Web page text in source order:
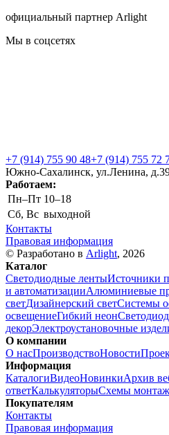
официальный партнер Arlight
Мы в соцсетях
+7 (914) 755 90 48+7 (914) 755 72
Южно-Сахалинск, ул.Ленина,
Работаем:
Пн–Пт 10–18
Сб, Вс выходной
Контакты
Правовая информация
© Разработано в Arlight, 2026
Каталог
Светодиодные лентыИсточники
и автоматизацииАлюминиевые
светДизайнерский светСистемы
освещениеГибкий неон
декорЭлектроустановочные
О компании
О насПроизводствоНовости
Информация
КаталогиВидеоНовинкиАрхив
ответКалькуляторыСхемы
Покупателям
Контакты
Правовая информация